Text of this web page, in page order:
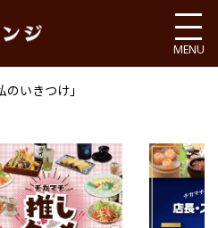
チカマチラウンジ
MENU